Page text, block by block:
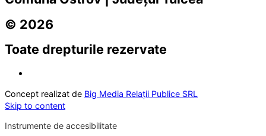
© 2026
Toate drepturile rezervate
Concept realizat de Big Media Relații Publice SRL
Skip to content
Instrumente de accesibilitate